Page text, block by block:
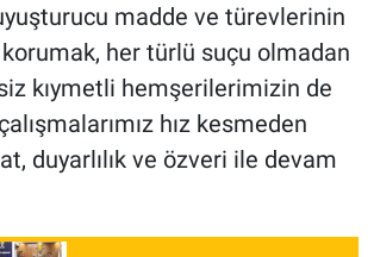
madde ve türevlerinin
her türlü suçu olmadan
kıymetli hemşerilerimizin de
hız kesmeden
duyarlılık ve özveri ile devam